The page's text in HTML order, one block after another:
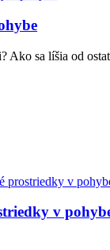
Ako sa líšia od
v